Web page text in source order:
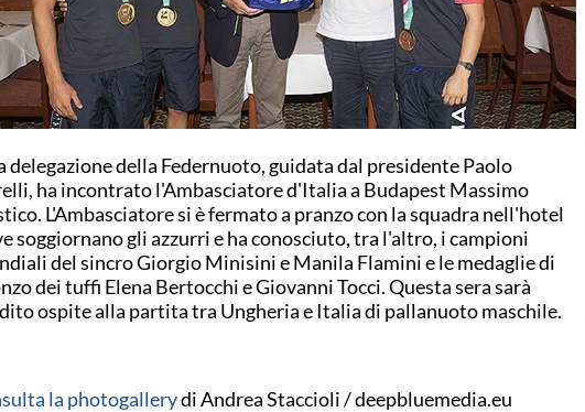
delegazione della Federnuoto, guidata dal presidente Paolo
ha incontrato l'Ambasciatore d'Italia a Budapest Massimo
L'Ambasciatore si è fermato a pranzo con la squadra nell'hotel
soggiornano gli azzurri e ha conosciuto, tra l'altro, i campioni
del sincro Giorgio Minisini e Manila Flamini e le medaglie di
dei tuffi Elena Bertocchi e Giovanni Tocci. Questa sera sarà
ospite alla partita tra Ungheria e Italia di pallanuoto maschile.
la photogallerydi Andrea Staccioli / deepbluemedia.eu